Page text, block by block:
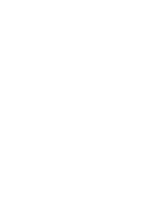
Estos valores
productores del
cada litro
Al respecto,
evitar estas